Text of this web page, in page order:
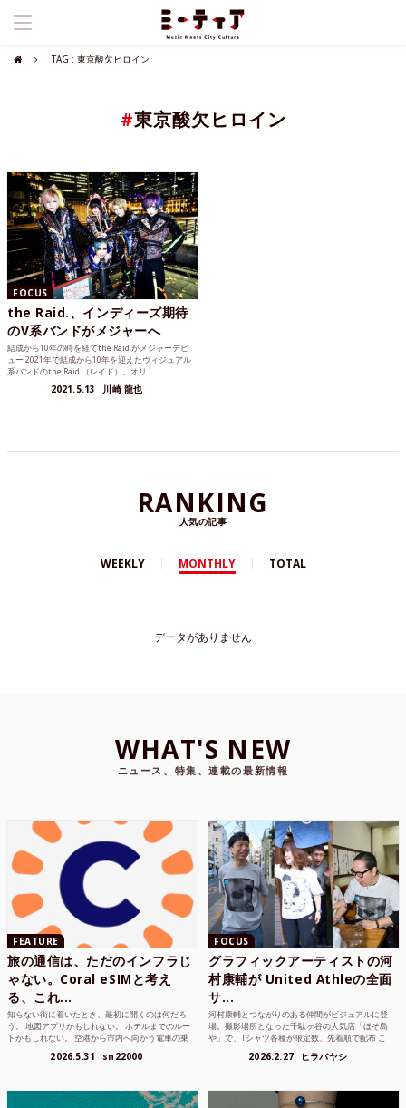
TAG : 東京酸欠ヒロイン
#東京酸欠ヒロイン
FOCUS
the Raid.、インディーズ期待
のV系バンドがメジャーへ
結成から10年の時を経てthe Raid.がメジャーデビ
ュー 2021年で結成から10年を迎えたヴィジュアル
系バンドのthe Raid.（レイド）。オリ...
2021.5.13 川崎 龍也
RANKING
人気の記事
WEEKLY MONTHLY TOTAL
データがありません
WHAT'S NEW
ニュース、特集、連載の最新情報
FEATURE
旅の通信は、ただのインフラじ
ゃない。Coral eSIMと考え
る、これ...
知らない街に着いたとき、最初に開くのは何だろ
う。 地図アプリかもしれない。 ホテルまでのルー
トかもしれない。 空港から市内へ向かう電車の乗
2026.5.31 sn22000
FOCUS
グラフィックアーティストの河
村康輔が United Athleの全面
サ...
河村康輔とつながりのある仲間がビジュアルに登
場。撮影場所となった千駄ヶ谷の人気店「ほそ島
や」で、Tシャツ各種が限定数、先着順で配布 こ
2026.2.27 ヒラバヤシ